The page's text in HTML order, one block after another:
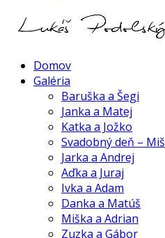
Domov
Galéria
Baruška a Šegi
Janka a Matej
Katka a Jožko
Svadobný deň –
Jarka a Andrej
Aďka a Juraj
Ivka a Adam
Danka a Matúš
Miška a Adrian
Zuzka a Gábor